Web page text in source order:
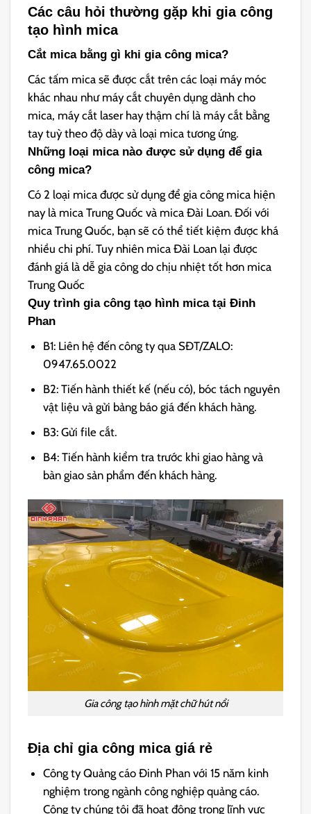
Các câu hỏi thường gặp khi gia công
tạo hình mica
Cắt mica bằng gì khi gia công mica?
Các tấm mica sẽ được cắt trên các loại máy móc
khác nhau như máy cắt chuyên dụng dành cho
mica, máy cắt laser hay thậm chí là máy cắt bằng
tay tuỳ theo độ dày và loại mica tương ứng.
Những loại mica nào được sử dụng để gia
công mica?
Có 2 loại mica được sử dụng để gia công mica hiện
nay là mica Trung Quốc và mica Đài Loan. Đối với
mica Trung Quốc, bạn sẽ có thể tiết kiệm được khá
nhiều chi phí. Tuy nhiên mica Đài Loan lại được
đánh giá là dễ gia công do chịu nhiệt tốt hơn mica
Trung Quốc
Quy trình gia công tạo hình mica tại Đinh
Phan
B1: Liên hệ đến công ty qua SĐT/ZALO:
0947.65.0022
B2: Tiến hành thiết kế (nếu có), bóc tách nguyên
vật liệu và gửi bảng báo giá đến khách hàng.
B3: Gửi file cắt.
B4: Tiến hành kiểm tra trước khi giao hàng và
bàn giao sản phẩm đến khách hàng.
Gia công tạo hình mặt chữ hút nổi
Địa chỉ gia công mica giá rẻ
Công ty Quảng cáo Đinh Phan với 15 năm kinh
nghiệm trong ngành công nghiệp quảng cáo.
Công ty chúng tôi đã hoạt động trong lĩnh vực